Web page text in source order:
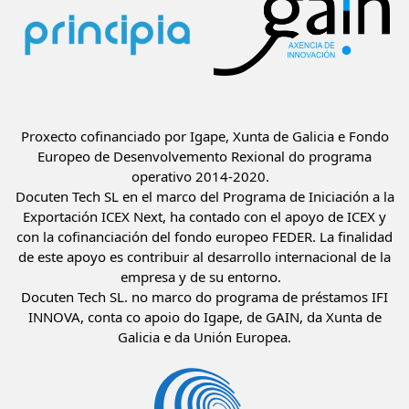
Proxecto cofinanciado por Igape, Xunta de Galicia e Fondo
Europeo de Desenvolvemento Rexional do programa
operativo 2014-2020.
Docuten Tech SL en el marco del Programa de Iniciación a la
Exportación ICEX Next, ha contado con el apoyo de ICEX y
con la cofinanciación del fondo europeo FEDER. La finalidad
de este apoyo es contribuir al desarrollo internacional de la
empresa y de su entorno.
Docuten Tech SL. no marco do programa de préstamos IFI
INNOVA, conta co apoio do Igape, de GAIN, da Xunta de
Galicia e da Unión Europea.